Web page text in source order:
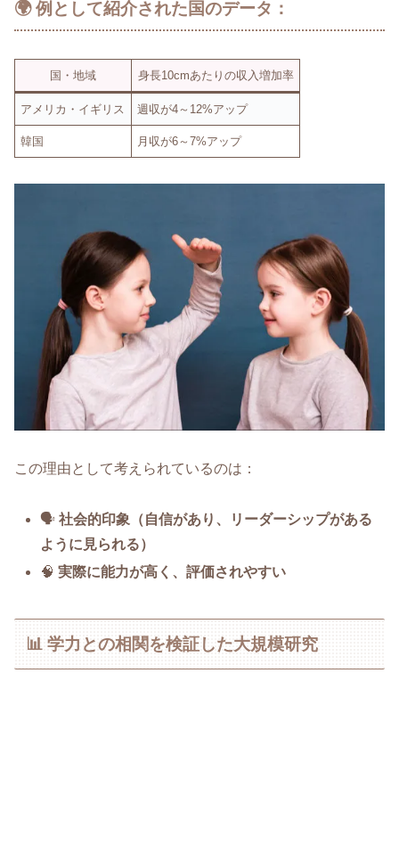
🌍 例として紹介された国のデータ：
国・地域 身長10cmあたりの収入増加率
アメリカ・イギリス 週収が4～12%アップ
韓国 月収が6～7%アップ
この理由として考えられているのは：
🗣️社会的印象（自信があり、リーダーシップがある
ように見られる）
🧠実際に能力が高く、評価されやすい
📊 学力との相関を検証した大規模研究